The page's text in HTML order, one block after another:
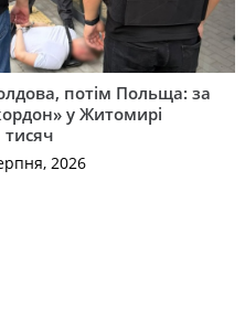
потім Польща: за
у Житомирі
2026